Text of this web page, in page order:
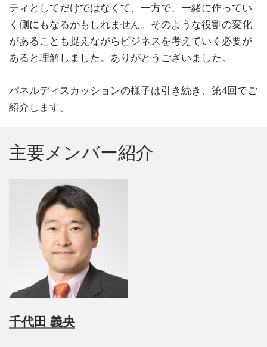
ティとしてだけではなくて、一方で、一緒に作ってい
く側にもなるかもしれません。そのような役割の変化
があることも捉えながらビジネスを考えていく必要が
あると理解しました。ありがとうございました。
パネルディスカッションの様子は引き続き、第4回でご
紹介します。
主要メンバー紹介
千代田 義央